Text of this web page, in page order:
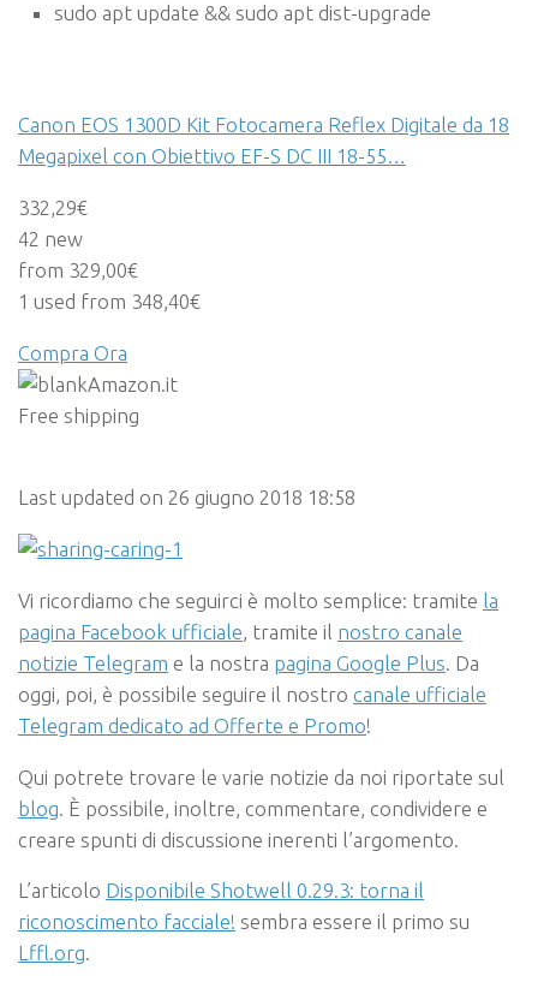
sudo apt update && sudo apt dist-upgrade
Canon EOS 1300D Kit Fotocamera Reflex Digitale da 18
Megapixel con Obiettivo EF-S DC III 18-55…
332,29€
42 new
from 329,00€
1 used from 348,40€
Compra Ora
Amazon.it
Free shipping
Last updated on 26 giugno 2018 18:58
Vi ricordiamo che seguirci è molto semplice: tramite la
pagina Facebook ufficiale, tramite il nostro canale
notizie Telegram e la nostra pagina Google Plus. Da
oggi, poi, è possibile seguire il nostro canale ufficiale
Telegram dedicato ad Offerte e Promo!
Qui potrete trovare le varie notizie da noi riportate sul
blog . È possibile, inoltre, commentare, condividere e
creare spunti di discussione inerenti l’argomento.
L’articolo Disponibile Shotwell 0.29.3: torna il
riconoscimento facciale! sembra essere il primo su
Lffl.org.